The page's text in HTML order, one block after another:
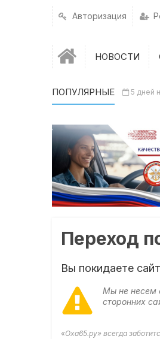
Авторизация
НОВОСТИ
ПОПУЛЯРНЫЕ 5 дней
Переход
Вы покидаете
Мы не несем
сторонних
«Оха65.ру» всегда